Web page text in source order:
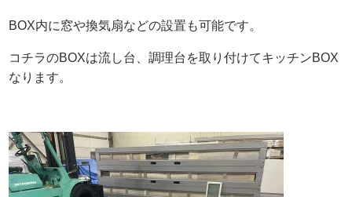
BOX内に窓や換気扇などの設置も可能です。
コチラのBOXは流し台、調理台を取り付けてキッチンBOX
なります。